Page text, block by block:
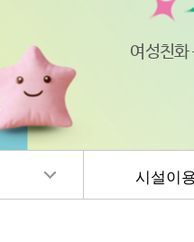
여성친화
시설이